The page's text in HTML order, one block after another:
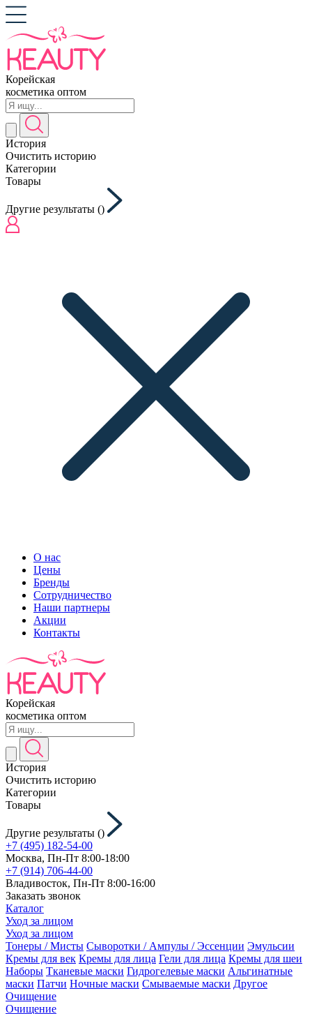
Корейская
косметика оптом
История
Очистить историю
Категории
Товары
Другие результаты ()
О нас
Цены
Бренды
Сотрудничество
Наши партнеры
Акции
Контакты
Корейская
косметика оптом
История
Очистить историю
Категории
Товары
Другие результаты ()
+7 (495) 182-54-00
Москва, Пн-Пт 8:00-18:00
+7 (914) 706-44-00
Владивосток, Пн-Пт 8:00-16:00
Заказать звонок
Каталог
Уход за лицом
Уход за лицом
Тонеры / Мисты Сыворотки / Ампулы / Эссенции Эмульсии
Кремы для век Кремы для лица Гели для лица Кремы для шеи
Наборы Тканевые маски Гидрогелевые маски Альгинатные
маски Патчи Ночные маски Смываемые маски Другое
Очищение
Очищение